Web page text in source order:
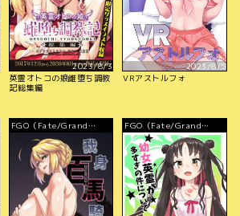
2023/8/3
英霊オトコの娘雌堕ち調教
記総集編
2023/8/5
VRアストルフォ
FGO（Fate/Grand
Order）
FGO（Fate/Grand
Order）